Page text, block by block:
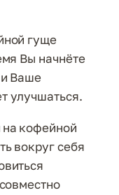
гуще
Вы начнёте
Ваше
улучшаться.
на кофейной
вокруг себя